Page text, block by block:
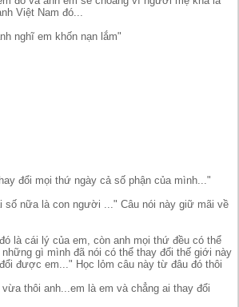
Việt Nam đó...
nghĩ em khốn nạn lắm"
đổi mọi thứ ngày cả số phận của mình..."
số nữa là con người ..." Câu nói này giữ mãi về
là cái lý của em, còn anh mọi thứ đều có thể
gì mình đã nói có thể thay đổi thế giới này
được em..." Học lỏm câu này từ đâu đó thôi
thôi anh...em là em và chẳng ai thay đổi